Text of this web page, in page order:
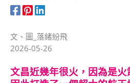
文、圖_落緒紛飛
2026-05-26
文昌近幾年很火，因為是